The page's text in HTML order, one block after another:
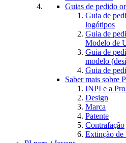
Guias de pedido
Guia de
logótipos
Guia de
Modelo de
Guia de
modelo
Guia de
Saber mais sobre
INPI e a
Design
Marca
Patente
Contrafação
Extinção de